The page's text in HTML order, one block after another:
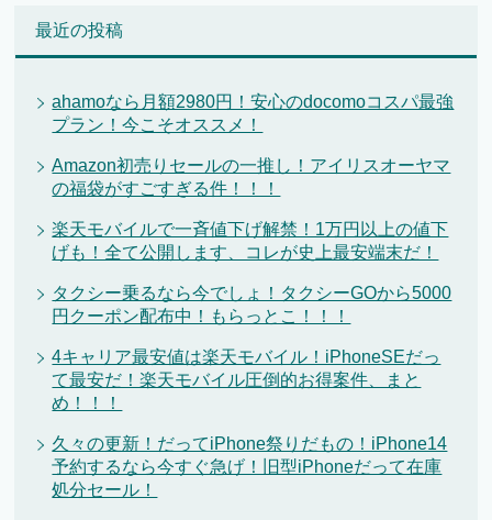
最近の投稿
ahamoなら月額2980円！安心のdocomoコスパ最強
プラン！今こそオススメ！
Amazon初売りセールの一推し！アイリスオーヤマ
の福袋がすごすぎる件！！！
楽天モバイルで一斉値下げ解禁！1万円以上の値下
げも！全て公開します、コレが史上最安端末だ！
タクシー乗るなら今でしょ！タクシーGOから5000
円クーポン配布中！もらっとこ！！！
4キャリア最安値は楽天モバイル！iPhoneSEだっ
て最安だ！楽天モバイル圧倒的お得案件、まと
め！！！
久々の更新！だってiPhone祭りだもの！iPhone14
予約するなら今すぐ急げ！旧型iPhoneだって在庫
処分セール！